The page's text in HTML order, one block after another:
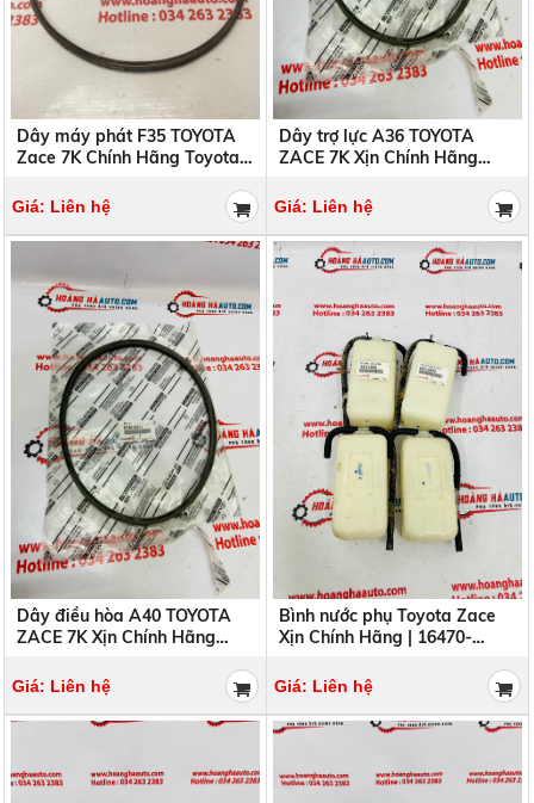
Dây máy phát F35 TOYOTA
Zace 7K Chính Hãng Toyota
9008293003
Giá: Liên hệ
Dây trợ lực A36 TOYOTA
ZACE 7K Xịn Chính Hãng
92014 9008092014
Giá: Liên hệ
Dây điều hòa A40 TOYOTA
ZACE 7K Xịn Chính Hãng
92023 9008092023
Giá: Liên hệ
Bình nước phụ Toyota Zace
Xịn Chính Hãng | 16470-
Giá: Liên hệ